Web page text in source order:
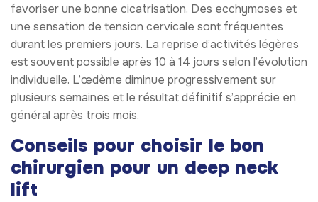
favoriser une bonne cicatrisation. Des ecchymoses et
une sensation de tension cervicale sont fréquentes
durant les premiers jours. La reprise d’activités légères
est souvent possible après 10 à 14 jours selon l’évolution
individuelle. L’œdème diminue progressivement sur
plusieurs semaines et le résultat définitif s’apprécie en
général après trois mois.
Conseils pour choisir le bon
chirurgien pour un deep neck
lift